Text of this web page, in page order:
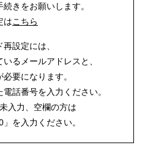
きをお願いします。
はこちら
設定には、
るメールアドレスと、
必要になります。
話番号を入力ください。
入力、空欄の方は
」を入力ください。